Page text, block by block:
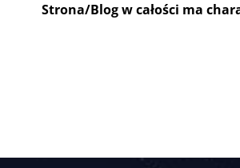
Strona/Blog w całości ma